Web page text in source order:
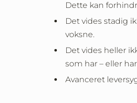
Dette kan
Det vides stadig
voksne.
Det vides heller
som har – eller
Avanceret